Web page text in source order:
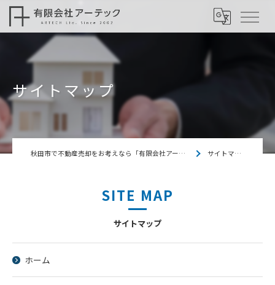
サイトマップ
秋田市で不動産売却をお考えなら「有限会社アーテック」 サイトマップ
サイトマップ
SITE MAP
ホーム